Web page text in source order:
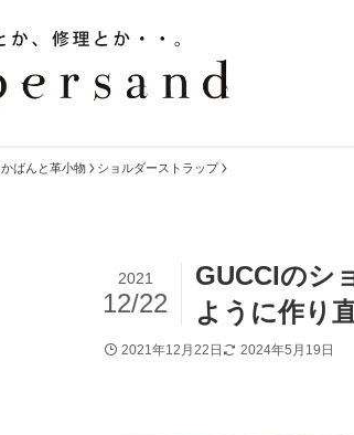
かばんと革小物 ショルダーストラップ
GUCCIのシ
ように作り直
2021
12/22
2021年12月22日 2024年5月19日